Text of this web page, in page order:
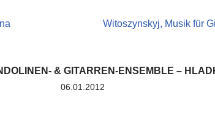
Witoszynskyj, Musik für
& GITARREN-ENSEMBLE –
06.01.2012